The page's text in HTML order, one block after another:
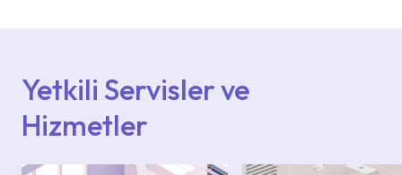
Yetkili Servisler ve
Hizmetler